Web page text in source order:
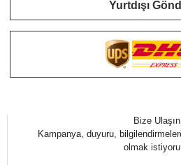
Yurtdışı
Bize Ulaşın
Kampanya, duyuru,
olmak